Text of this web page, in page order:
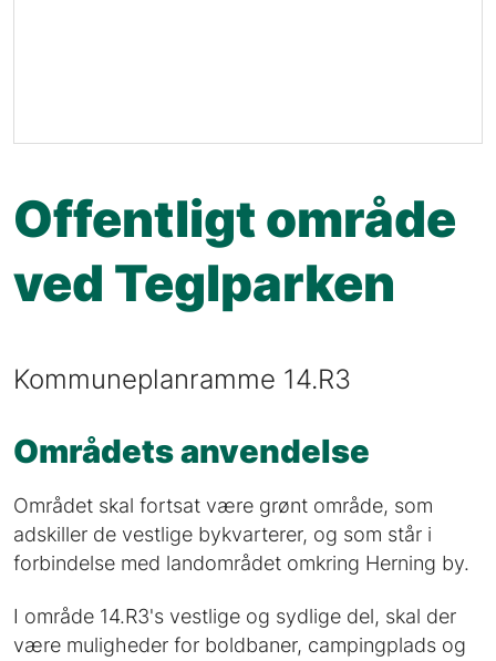
Offentligt område
ved Teglparken
Kommuneplanramme 14.R3
Områdets anvendelse
Området skal fortsat være grønt område, som
adskiller de vestlige bykvarterer, og som står i
forbindelse med landområdet omkring Herning by.
I område 14.R3's vestlige og sydlige del, skal der
være muligheder for boldbaner, campingplads og